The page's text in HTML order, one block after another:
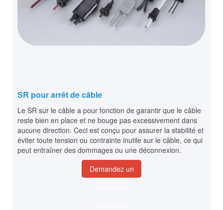
SR pour arrêt de câble
Le SR sur le câble a pour fonction de garantir que le câble
reste bien en place et ne bouge pas excessivement dans
aucune direction. Ceci est conçu pour assurer la stabilité et
éviter toute tension ou contrainte inutile sur le câble, ce qui
peut entraîner des dommages ou une déconnexion.
Demandez un